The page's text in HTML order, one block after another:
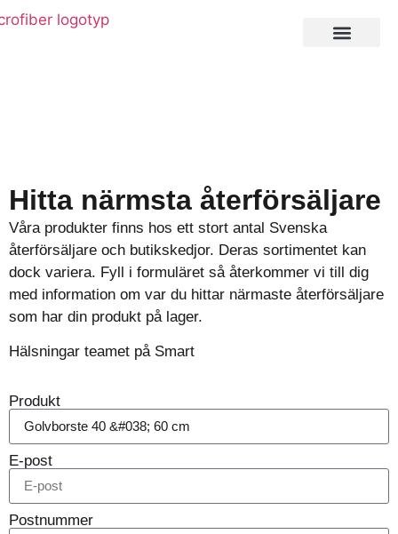
Hitta närmsta återförsäljare
Våra produkter finns hos ett stort antal Svenska
återförsäljare och butikskedjor. Deras sortimentet kan
dock variera. Fyll i formuläret så återkommer vi till dig
med information om var du hittar närmaste återförsäljare
som har din produkt på lager.
Hälsningar teamet på Smart
Produkt
E-post
Postnummer